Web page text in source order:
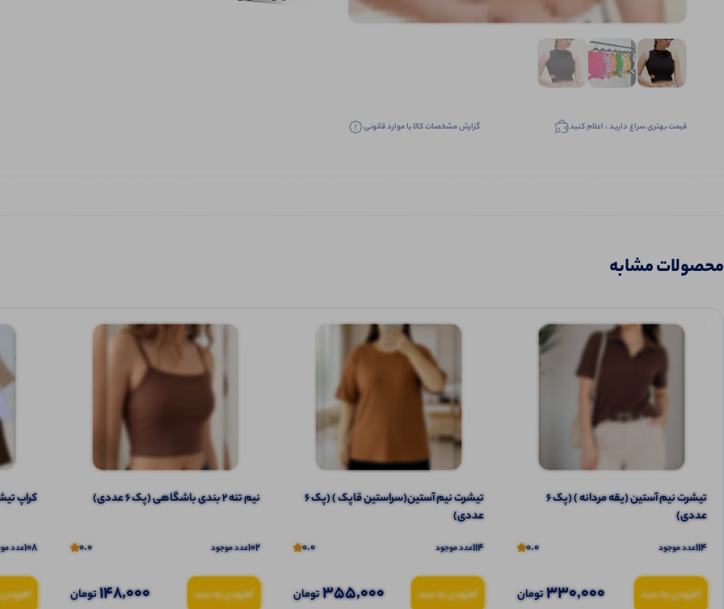
قیمت بهتری سراغ دارید ، اعلام کنید گزارش مشخصات کالا یا موارد قانونی
محصولات مشابه
تیشرت نیم آستین (یقه مردانه ) (پک 6
عددی)
114عدد موجود 0.0
افزودن به سبد 330,000تومان
تیشرت نیم آستین(سراستین قاپک ) (پک 6
عددی)
114عدد موجود 0.0
افزودن به سبد 355,000تومان
نیم تنه ۲ بندی باشگاهی (پک 6 عددی)
102عدد موجود 0.0
افزودن به سبد 148,000تومان
کراپ
108عدد